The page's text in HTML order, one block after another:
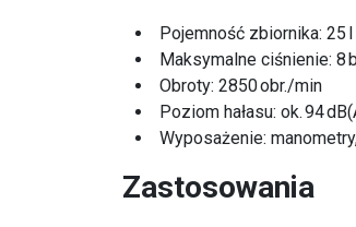
Pojemność zbiornika: 25 l
Maksymalne ciśnienie: 8
Obroty: 2850 obr./min
Poziom hałasu: ok. 94
Wyposażenie:
Zastosowania